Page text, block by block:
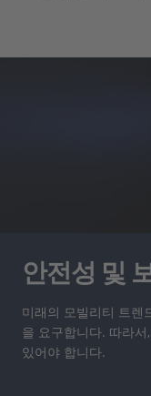
안전성 및
미래의 모빌리티 트렌
을 요구합니다. 따라
있어야 합니다.